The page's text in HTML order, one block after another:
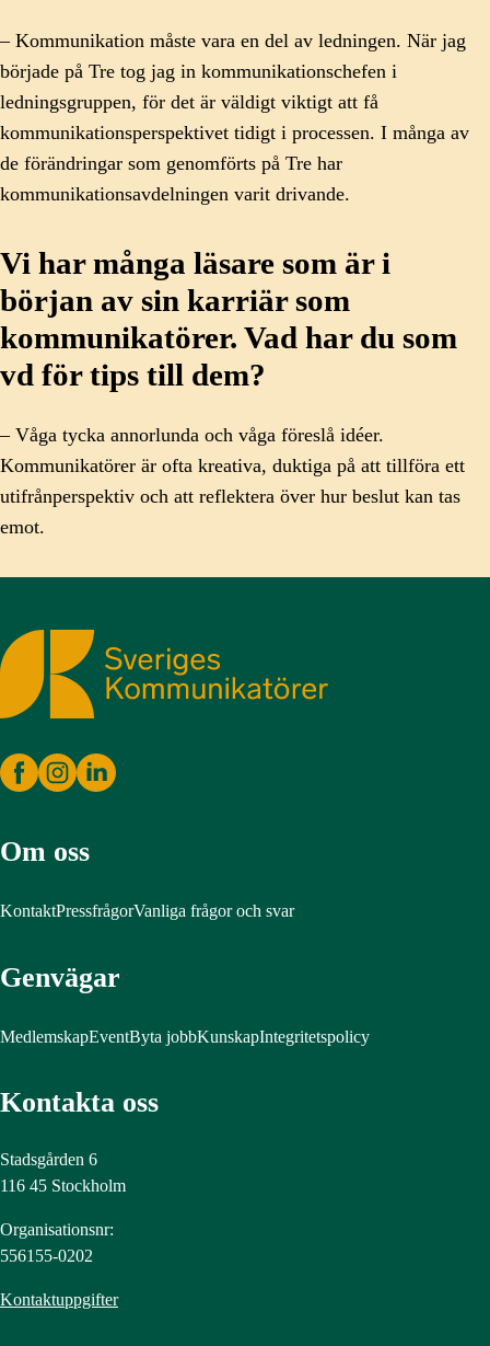
– Kommunikation måste vara en del av ledningen. När jag
började på Tre tog jag in kommunikationschefen i
ledningsgruppen, för det är väldigt viktigt att få
kommunikationsperspektivet tidigt i processen. I många av
de förändringar som genomförts på Tre har
kommunikationsavdelningen varit drivande.
Vi har många läsare som är i
början av sin karriär som
kommunikatörer. Vad har du som
vd för tips till dem?
– Våga tycka annorlunda och våga föreslå idéer.
Kommunikatörer är ofta kreativa, duktiga på att tillföra ett
utifrånperspektiv och att reflektera över hur beslut kan tas
emot.
Sveriges Kommunikatörer
Om oss
KontaktPressfrågorVanliga frågor och svar
Genvägar
MedlemskapEventByta jobbKunskapIntegritetspolicy
Kontakta oss
Stadsgården 6
116 45 Stockholm
Organisationsnr:
556155-0202
Kontaktuppgifter